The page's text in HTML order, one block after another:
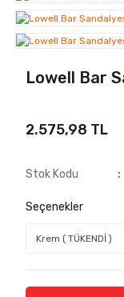
Lowell Bar
2.575,98 TL
Stok Kodu
Seçenekler